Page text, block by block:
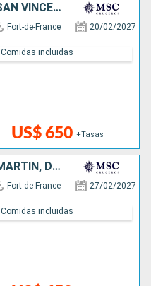
SANTA LUCIA, BARBADOS, SAN VINCENT Y LAS GRANADINAS, GRENADA
Fort-de-France 20/02/2027
US$ 650 +Tasas
Comidas incluidas
ANTIGUA Y BARBUDA, SAN MARTÍN, DOMINICA
Fort-de-France 27/02/2027
Comidas incluidas